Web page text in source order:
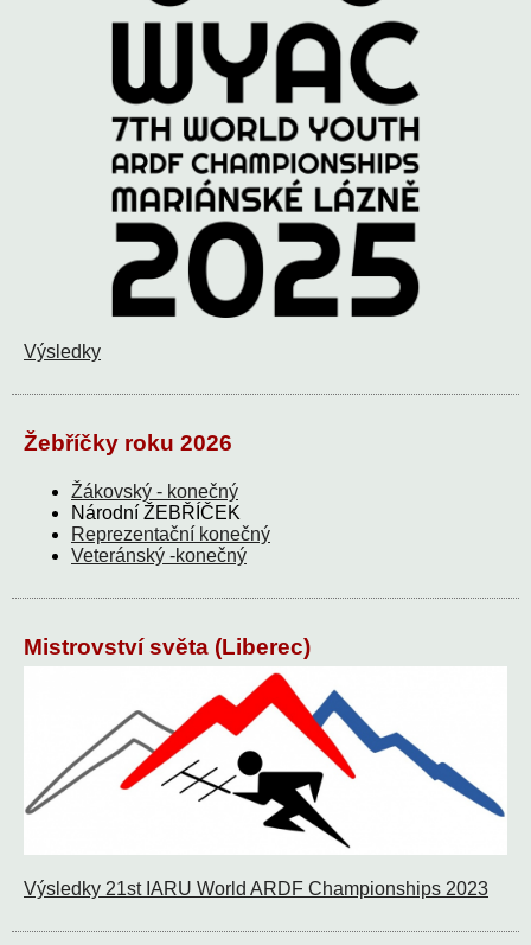
Výsledky
Žebříčky roku 2026
Žákovský - konečný
Národní ŽEBŘÍČEK
Reprezentační konečný
Veteránský -konečný
Mistrovství světa (Liberec)
Výsledky 21st IARU World ARDF Championships 2023